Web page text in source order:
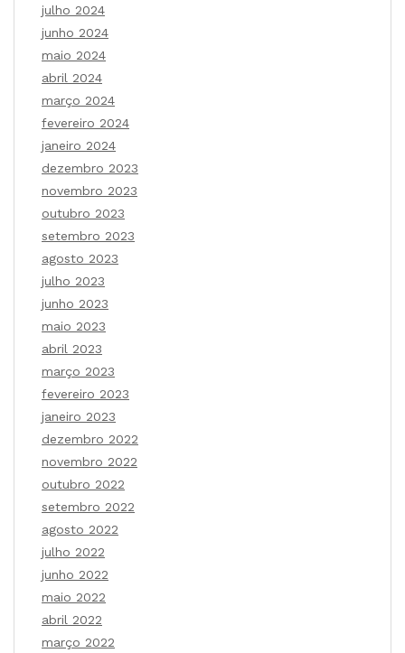
julho 2024
junho 2024
maio 2024
abril 2024
março 2024
fevereiro 2024
janeiro 2024
dezembro 2023
novembro 2023
outubro 2023
setembro 2023
agosto 2023
julho 2023
junho 2023
maio 2023
abril 2023
março 2023
fevereiro 2023
janeiro 2023
dezembro 2022
novembro 2022
outubro 2022
setembro 2022
agosto 2022
julho 2022
junho 2022
maio 2022
abril 2022
março 2022